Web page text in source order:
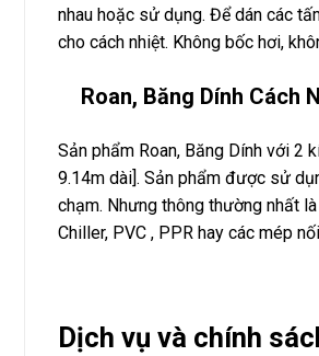
nhau hoặc sử dụng. Để dán các
cho cách nhiệt. Không bốc hơi,
Roan, Băng Dính Cách
Sản phẩm Roan, Băng Dính với 2
9.14m dài]. Sản phẩm được sử
chạm. Nhưng thông thường nhất
Chiller, PVC , PPR hay các mép
Dịch vụ và chính